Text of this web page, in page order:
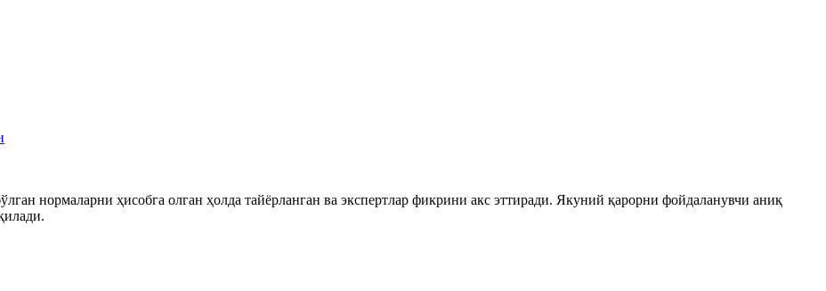
нормаларни ҳисобга олган ҳолда тайёрланган ва экспертлар фикрини акс эттиради. Якуний қарорни фойдаланувчи аниқ